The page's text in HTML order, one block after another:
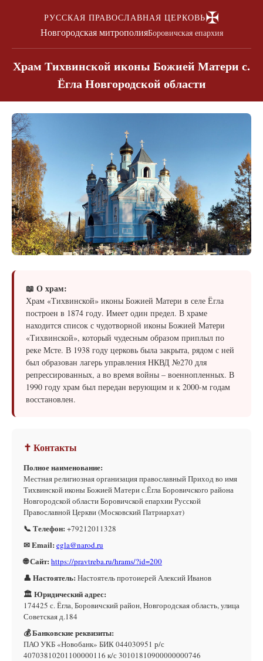
РУССКАЯ ПРАВОСЛАВНАЯ ЦЕРКОВЬ✠
Новгородская митрополияБоровичская епархия
Храм Тихвинской иконы Божией Матери с.
Ёгла Новгородской области
📖 О храм:
Храм «Тихвинской» иконы Божией Матери в селе Ёгла
построен в 1874 году. Имеет один предел. В храме
находится список с чудотворной иконы Божией Матери
«Тихвинской», который чудесным образом приплыл по
реке Мсте. В 1938 году церковь была закрыта, рядом с ней
был образован лагерь управления НКВД №270 для
репрессированных, а во время войны – военнопленных. В
1990 году храм был передан верующим и к 2000-м годам
восстановлен.
✝ Контакты
Полное наименование:
Местная религиозная организация православный Приход во имя
Тихвинской иконы Божией Матери с.Ёгла Боровичского района
Новгородской области Боровичской епархии Русской
Православной Церкви (Московский Патриархат)
📞 Телефон: +79212011328
✉ Email: egla@narod.ru
🌐 Сайт: https://pravtreba.ru/hrams/?id=200
👤 Настоятель: Настоятель протоиерей Алексий Иванов
🏛 Юридический адрес:
174425 с. Ёгла, Боровичский район, Новгородская область, улица
Советская д.184
💰 Банковские реквизиты:
ПАО УКБ «Новобанк» БИК 044030951 р/с
40703810201100000116 к/с 30101810900000000746